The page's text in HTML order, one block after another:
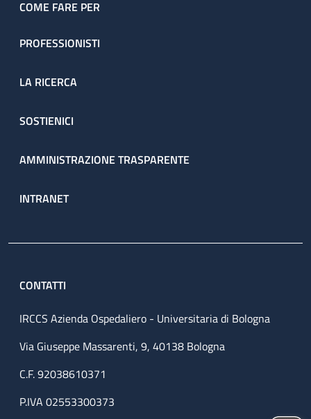
COME FARE PER
PROFESSIONISTI
LA RICERCA
SOSTIENICI
AMMINISTRAZIONE TRASPARENTE
INTRANET
CONTATTI
IRCCS Azienda Ospedaliero - Universitaria di Bologna
Via Giuseppe Massarenti, 9, 40138 Bologna
C.F. 92038610371
P.IVA 02553300373